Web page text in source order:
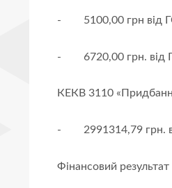
- 5100,00 грн від
- 6720,00 грн.
КЕКВ 3110
- 2991314,79 грн.
Фінансовий